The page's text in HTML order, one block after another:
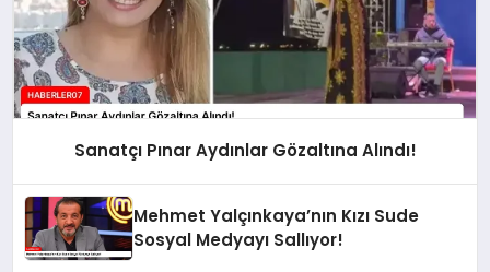
Sanatçı Pınar Aydınlar Gözaltına Alındı!
Mehmet Yalçınkaya’nın Kızı Sude
Sosyal Medyayı Sallıyor!